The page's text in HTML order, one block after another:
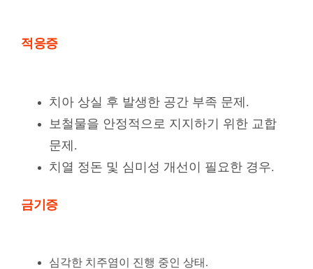
적응증
치아 상실 후 발생한 공간 부족 문제.
보철물을 안정적으로 지지하기 위한 교합
문제.
치열 정돈 및 심미성 개선이 필요한 경우.
금기증
심각한 치주염이 진행 중인 상태.